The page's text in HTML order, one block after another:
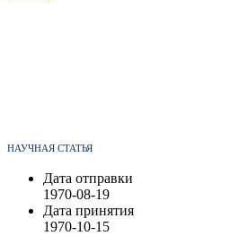
НАУЧНАЯ СТАТЬЯ
Дата отправки
1970-08-19
Дата принятия
1970-10-15